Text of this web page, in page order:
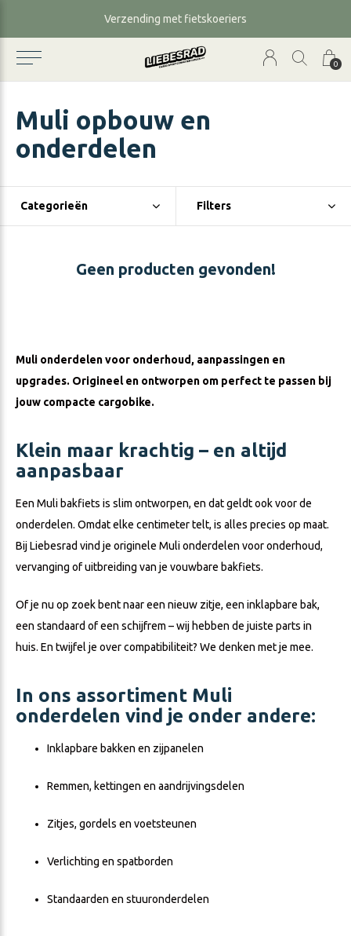
0
Verzending met fietskoeriers
Muli opbouw en
onderdelen
Categorieën Filters
Geen producten gevonden!
Muli onderdelen voor onderhoud, aanpassingen en
upgrades. Origineel en ontworpen om perfect te passen bij
jouw compacte cargobike.
Klein maar krachtig – en altijd
aanpasbaar
Een Muli bakfiets is slim ontworpen, en dat geldt ook voor de
onderdelen. Omdat elke centimeter telt, is alles precies op maat.
Bij Liebesrad vind je originele Muli onderdelen voor onderhoud,
vervanging of uitbreiding van je vouwbare bakfiets.
Of je nu op zoek bent naar een nieuw zitje, een inklapbare bak,
een standaard of een schijfrem – wij hebben de juiste parts in
huis. En twijfel je over compatibiliteit? We denken met je mee.
In ons assortiment Muli
onderdelen vind je onder andere:
Inklapbare bakken en zijpanelen
Remmen, kettingen en aandrijvingsdelen
Zitjes, gordels en voetsteunen
Verlichting en spatborden
Standaarden en stuuronderdelen